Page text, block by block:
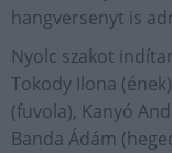
hangversenyt is
Nyolc szakot
Tokody Ilona
(fuvola), Kanyó
Banda Ádám